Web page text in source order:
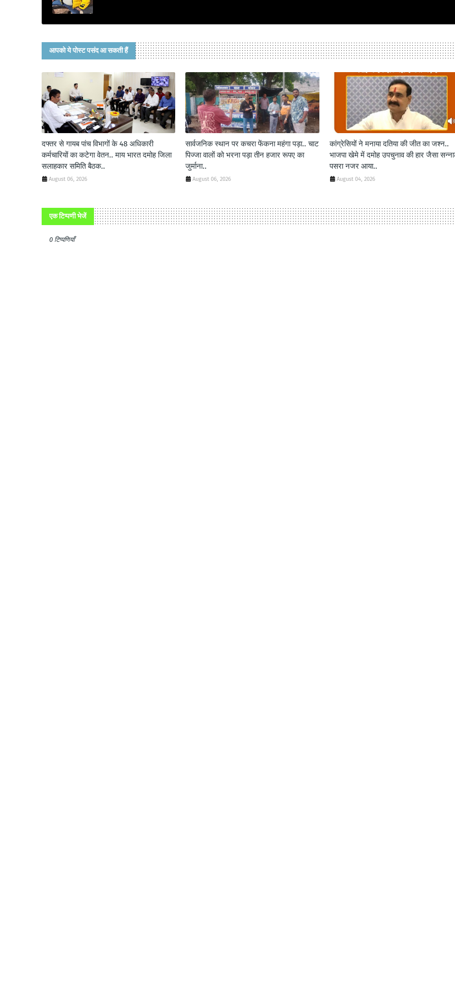
आपको ये पोस्ट पसंद आ सकती हैं
दफ्तर से गायब पांच विभागों के 48 अधिकारी
कर्मचारियों का कटेगा वेतन.. माय भारत दमोह जिला
सलाहकार समिति बैठक..
August 06, 2026
सार्वजनिक स्थान पर कचरा फेंकना महंगा पड़ा.. चाट
पिज्जा वालों को भरना पड़ा तीन हजार रूपए का
जुर्माना..
August 06, 2026
कांग्रेसियों ने मनाया दतिया की जीत का जश्न..
भाजपा खेमे में दमोह उपचुनाव की हार जैसा
पसरा नजर आया..
August 04, 2026
एक टिप्पणी भेजें
0 टिप्पणियाँ